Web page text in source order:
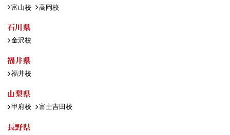
富山校 高岡校
石川県
金沢校
福井県
福井校
山梨県
甲府校 富士吉田校
長野県